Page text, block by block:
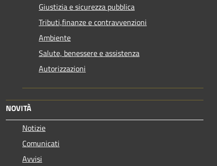
Giustizia e sicurezza pubblica
Tributi,finanze e contravvenzioni
Ambiente
Salute, benessere e assistenza
Autorizzazioni
NOVITÀ
Notizie
Comunicati
Avvisi